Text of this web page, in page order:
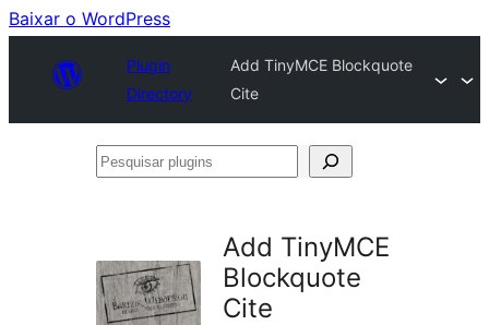
Baixar o WordPress
Plugin
Directory
Add TinyMCE Blockquote
Cite
Pesquisar
Add TinyMCE
Blockquote
Cite